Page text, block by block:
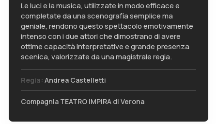
Le luci e la musica, utilizzate in modo efficace e
completate da una scenografia semplice ma
geniale, rendono questo spettacolo emotivamente
intenso con i due attori che dimostrano di avere
ottime capacità interpretative e grande presenza
scenica, valorizzate da una magistrale regia.
Regia: Andrea Castelletti
Compagnia TEATRO IMPIRA di Verona